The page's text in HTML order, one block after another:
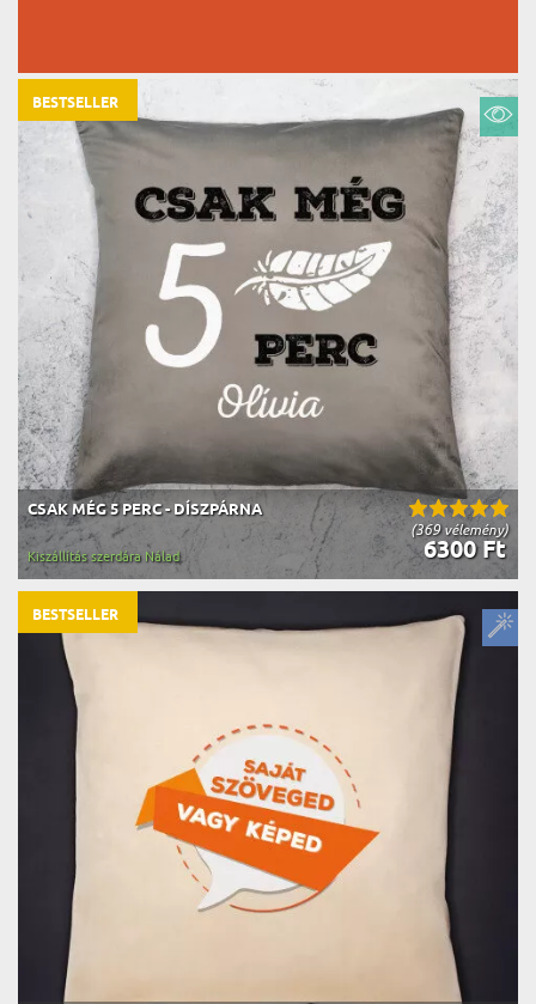
(369 vélemény)
CSAK MÉG 5 PERC - DÍSZPÁRNA
6300 Ft
Kiszállítás szerdára Nálad
BESTSELLER
BESTSELLER